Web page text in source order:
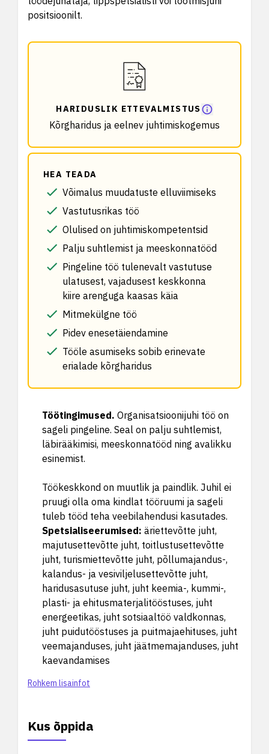
positsioonilt.
HARIDUSLIK ETTEVALMISTUS
Kõrgharidus ja eelnev juhtimiskogemus
HEA TEADA
Võimalus muudatuste elluviimiseks
Vastutusrikas töö
Olulised on juhtimiskompetentsid
Palju suhtlemist ja meeskonnatööd
Pingeline töö tulenevalt vastutuse
ulatusest, vajadusest keskkonna
kiire arenguga kaasas käia
Mitmekülgne töö
Pidev enesetäiendamine
Tööle asumiseks sobib erinevate
erialade kõrgharidus
Töötingimused. Organisatsioonijuhi töö on
sageli pingeline. Seal on palju suhtlemist,
läbirääkimisi, meeskonnatööd ning avalikku
esinemist.
Töökeskkond on muutlik ja paindlik. Juhil ei
pruugi olla oma kindlat tööruumi ja sageli
tuleb tööd teha veebilahendusi kasutades.
Spetsialiseerumised: äriettevõtte juht,
majutusettevõtte juht, toitlustusettevõtte
juht, turismiettevõtte juht, põllumajandus-,
kalandus- ja vesiviljelusettevõtte juht,
haridusasutuse juht, juht keemia-, kummi-,
plasti- ja ehitusmaterjalitööstuses, juht
energeetikas, juht sotsiaaltöö valdkonnas,
juht puidutööstuses ja puitmajaehituses, juht
veemajanduses, juht jäätmemajanduses, juht
kaevandamises
Rohkem lisainfot
Kus õppida